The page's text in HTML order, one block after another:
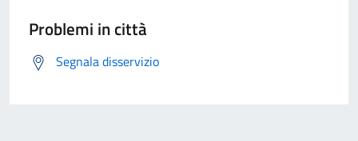
Problemi in città
Segnala disservizio